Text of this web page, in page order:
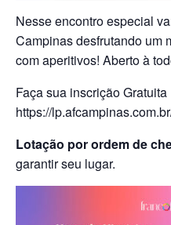
Nesse encontro especial
Campinasdesfrutando um
com aperitivos! Aberto à
Faça sua inscrição Gratuita
https://
Lotação por ordem de
garantir seu lugar.